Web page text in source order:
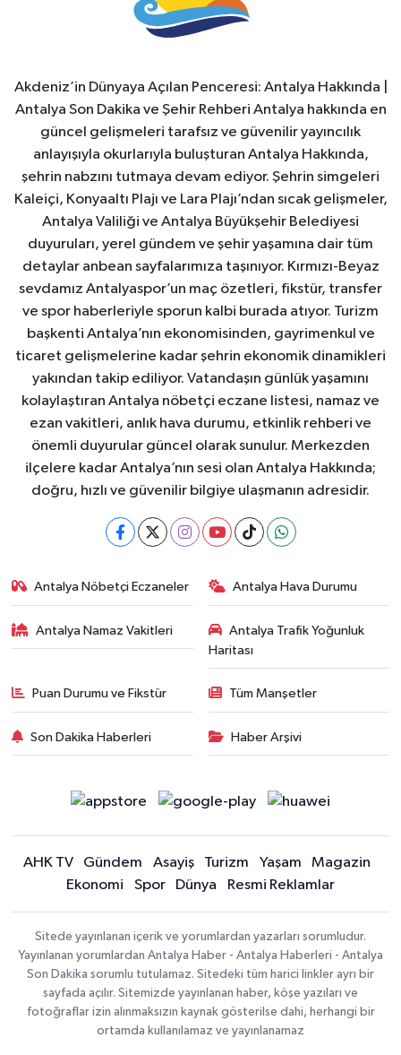
Akdeniz’in Dünyaya Açılan Penceresi: Antalya Hakkında |
Antalya Son Dakika ve Şehir Rehberi Antalya hakkında en
güncel gelişmeleri tarafsız ve güvenilir yayıncılık
anlayışıyla okurlarıyla buluşturan Antalya Hakkında,
şehrin nabzını tutmaya devam ediyor. Şehrin simgeleri
Kaleiçi, Konyaaltı Plajı ve Lara Plajı’ndan sıcak gelişmeler,
Antalya Valiliği ve Antalya Büyükşehir Belediyesi
duyuruları, yerel gündem ve şehir yaşamına dair tüm
detaylar anbean sayfalarımıza taşınıyor. Kırmızı-Beyaz
sevdamız Antalyaspor’un maç özetleri, fikstür, transfer
ve spor haberleriyle sporun kalbi burada atıyor. Turizm
başkenti Antalya’nın ekonomisinden, gayrimenkul ve
ticaret gelişmelerine kadar şehrin ekonomik dinamikleri
yakından takip ediliyor. Vatandaşın günlük yaşamını
kolaylaştıran Antalya nöbetçi eczane listesi, namaz ve
ezan vakitleri, anlık hava durumu, etkinlik rehberi ve
önemli duyurular güncel olarak sunulur. Merkezden
ilçelere kadar Antalya’nın sesi olan Antalya Hakkında;
doğru, hızlı ve güvenilir bilgiye ulaşmanın adresidir.
Antalya Nöbetçi Eczaneler Antalya Hava Durumu
Antalya Namaz Vakitleri
Antalya Trafik Yoğunluk
Haritası
Puan Durumu ve Fikstür Tüm Manşetler
Son Dakika Haberleri Haber Arşivi
AHK TV Gündem Asayiş Turizm Yaşam
Magazin
Ekonomi
Spor Dünya Resmi Reklamlar
Sitede yayınlanan içerik ve yorumlardan yazarları sorumludur.
Yayınlanan yorumlardan Antalya Haber - Antalya Haberleri - Antalya
Son Dakika sorumlu tutulamaz. Sitedeki tüm harici linkler ayrı bir
sayfada açılır. Sitemizde yayınlanan haber, köşe yazıları ve
fotoğraflar izin alınmaksızın kaynak gösterilse dahi, herhangi bir
ortamda kullanılamaz ve yayınlanamaz